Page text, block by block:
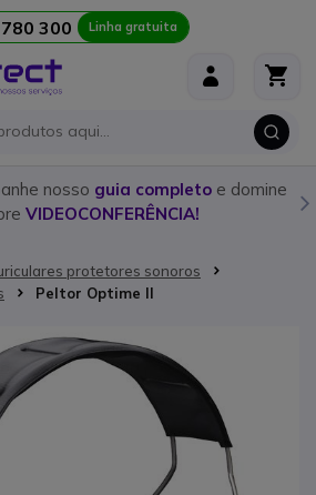
300 Linha gratuita
nosso guia completoe domine
VIDEOCONFERÊNCIA!
protetores sonoros
Peltor Optime II
de imagens